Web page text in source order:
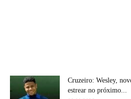
Cruzeiro: Wesley,
estrear no próximo...